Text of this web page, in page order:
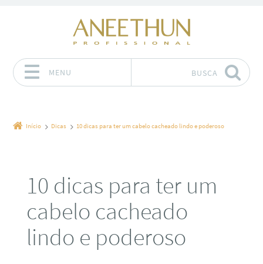
MENU BUSCA
Início Dicas 10 dicas para ter um cabelo cacheado lindo e poderoso
10 dicas para ter um
cabelo cacheado
lindo e poderoso